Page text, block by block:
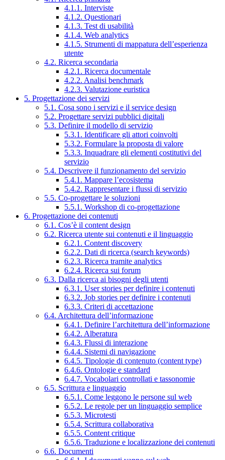
4.1.1. Interviste
4.1.2. Questionari
4.1.3. Test di usabilità
4.1.4. Web analytics
4.1.5. Strumenti di mappatura dell’esperienza
utente
4.2. Ricerca secondaria
4.2.1. Ricerca documentale
4.2.2. Analisi benchmark
4.2.3. Valutazione euristica
5. Progettazione dei servizi
5.1. Cosa sono i servizi e il service design
5.2. Progettare servizi pubblici digitali
5.3. Definire il modello di servizio
5.3.1. Identificare gli attori coinvolti
5.3.2. Formulare la proposta di valore
5.3.3. Inquadrare gli elementi costitutivi del
servizio
5.4. Descrivere il funzionamento del servizio
5.4.1. Mappare l’ecosistema
5.4.2. Rappresentare i flussi di servizio
5.5. Co-progettare le soluzioni
5.5.1. Workshop di co-progettazione
6. Progettazione dei contenuti
6.1. Cos’è il content design
6.2. Ricerca utente sui contenuti e il linguaggio
6.2.1. Content discovery
6.2.2. Dati di ricerca (search keywords)
6.2.3. Ricerca tramite analytics
6.2.4. Ricerca sui forum
6.3. Dalla ricerca ai bisogni degli utenti
6.3.1. User stories per definire i contenuti
6.3.2. Job stories per definire i contenuti
6.3.3. Criteri di accettazione
6.4. Architettura dell’informazione
6.4.1. Definire l’architettura dell’informazione
6.4.2. Alberatura
6.4.3. Flussi di interazione
6.4.4. Sistemi di navigazione
6.4.5. Tipologie di contenuto (content type)
6.4.6. Ontologie e standard
6.4.7. Vocabolari controllati e tassonomie
6.5. Scrittura e linguaggio
6.5.1. Come leggono le persone sul web
6.5.2. Le regole per un linguaggio semplice
6.5.3. Microtesti
6.5.4. Scrittura collaborativa
6.5.5. Content critique
6.5.6. Traduzione e localizzazione dei contenuti
6.6. Documenti